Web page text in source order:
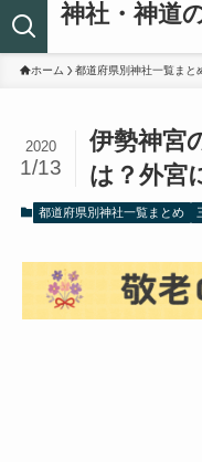
神社・神道
ホーム 都道府県別神社一覧まと
伊勢神宮
は？外宮
2020
1/13
都道府県別神社一覧まとめ